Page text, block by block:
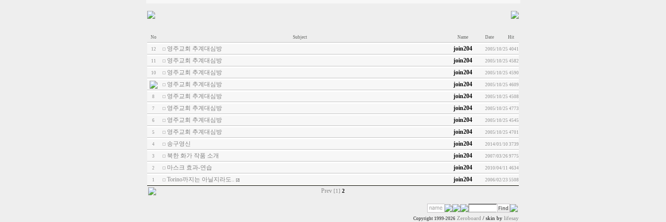
No Subject Name Date Hit
12 영주교회 추계대심방 join204 2005/10/25 4041
11 영주교회 추계대심방 join204 2005/10/25 4582
10 영주교회 추계대심방 join204 2005/10/25 4590
영주교회 추계대심방 join204 2005/10/25 4609
8 영주교회 추계대심방 join204 2005/10/25 4508
7 영주교회 추계대심방 join204 2005/10/25 4773
6 영주교회 추계대심방 join204 2005/10/25 4545
5 영주교회 추계대심방 join204 2005/10/25 4701
4 송구영신 join204 2014/01/10 3739
3 북한 화가 작품 소개 join204 2007/03/26 9775
2 마스크 효과-연습 join204 2010/04/11 4634
1 Torino까지는 아닐지라도.. [2] join204 2006/02/23 5508
Prev [1] 2
Copyright 1999-2026 Zeroboard / skin by lifesay